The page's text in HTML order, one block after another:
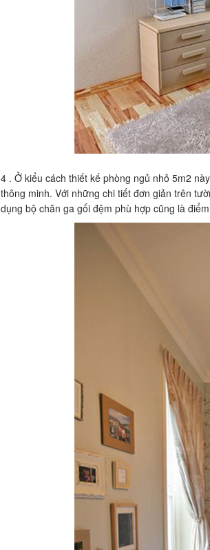
4 . Ở kiểu cách thiết kế phòng ngủ nhỏ 5m2
thông minh. Với những chi tiết đơn giản trên
dụng bộ chăn ga gối đệm phù hợp cũng là